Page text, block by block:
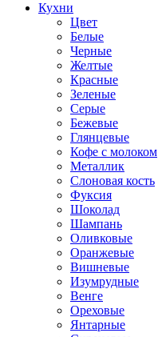
Кухни
Цвет
Белые
Черные
Желтые
Красные
Зеленые
Серые
Бежевые
Глянцевые
Кофе с молоком
Металлик
Слоновая кость
Фуксия
Шоколад
Шампань
Оливковые
Оранжевые
Вишневые
Изумрудные
Венге
Ореховые
Янтарные